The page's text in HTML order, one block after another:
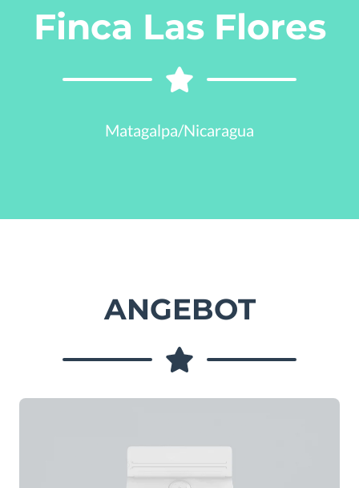
Finca Las Flores
Matagalpa/Nicaragua
ANGEBOT